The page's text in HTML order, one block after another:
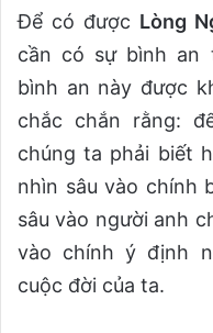
Để có được Lòng
cần có sự bình an
bình an này được
chắc chắn rằng:
chúng ta phải biết
nhìn sâu vào chính
sâu vào người anh
vào chính ý định
cuộc đời của ta.